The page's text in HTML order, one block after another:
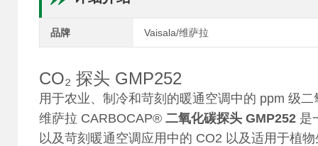
品牌 Vaisala/维萨拉
CO₂ 探头 GMP252
用于农业、制冷和苛刻的暖通空调中的 ppm 级
维萨拉 CARBOCAP® 二氧化碳探头 GMP252 是
以及苛刻暖通空调应用中的 CO2 以及适用于植